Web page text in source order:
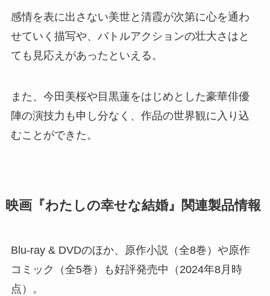
感情を表に出さない美世と清霞が次第に心を通わ
せていく描写や、バトルアクションの壮大さはと
ても見応えがあったといえる。
また、今田美桜や目黒蓮をはじめとした豪華俳優
陣の演技力も申し分なく、作品の世界観に入り込
むことができた。
映画『わたしの幸せな結婚』関連製品情報
Blu-ray & DVDのほか、原作小説（全8巻）や原作
コミック（全5巻）も好評発売中（2024年8月時
点）。